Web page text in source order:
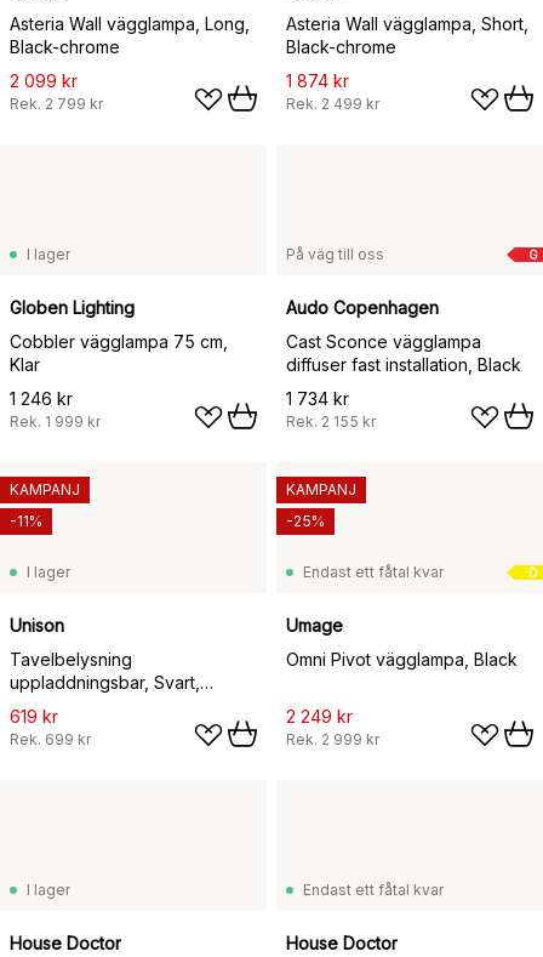
Asteria Wall vägglampa, Long,
Black-chrome
2 099 kr
Rek. 2 799 kr
Asteria Wall vägglampa, Short,
Black-chrome
1 874 kr
Rek. 2 499 kr
I lager
Globen Lighting
Cobbler vägglampa 75 cm,
Klar
1 246 kr
Rek. 1 999 kr
G
På väg till oss
Audo Copenhagen
Cast Sconce vägglampa
diffuser fast installation, Black
1 734 kr
Rek. 2 155 kr
I lager
Unison
Tavelbelysning
uppladdningsbar, Svart,
Ø4x32 cm
619 kr
Rek. 699 kr
KAMPANJ
-11%
D
Endast ett fåtal kvar
Umage
Omni Pivot vägglampa, Black
2 249 kr
Rek. 2 999 kr
KAMPANJ
-25%
I lager
House Doctor
Endast ett fåtal kvar
House Doctor